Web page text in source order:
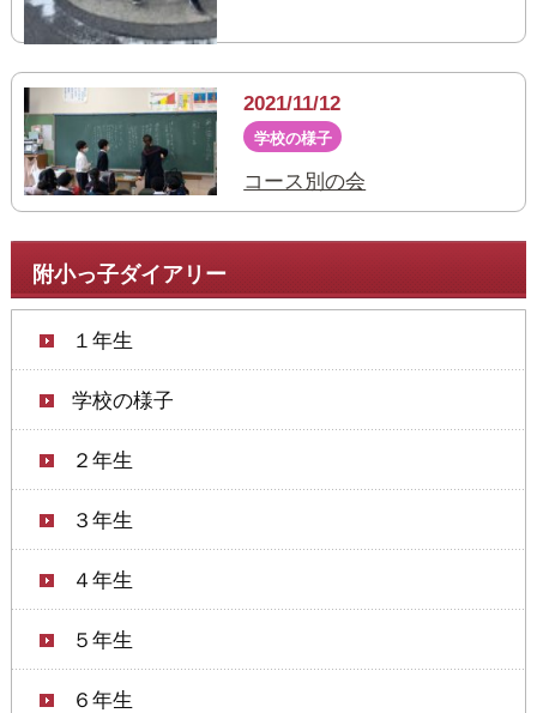
附小っ子ダイアリー
１年生
学校の様子
２年生
３年生
４年生
５年生
６年生
2021/11/12
学校の様子
コース別の会